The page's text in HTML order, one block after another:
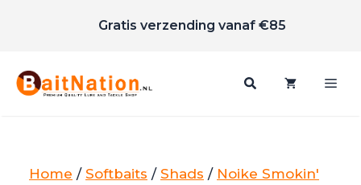
inhoud
Gratis verzending vanaf €85
Home / Softbaits / Shads / Noike Smokin'